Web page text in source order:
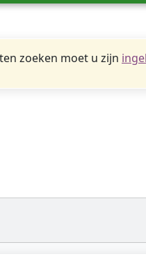
zoeken moet u zijn